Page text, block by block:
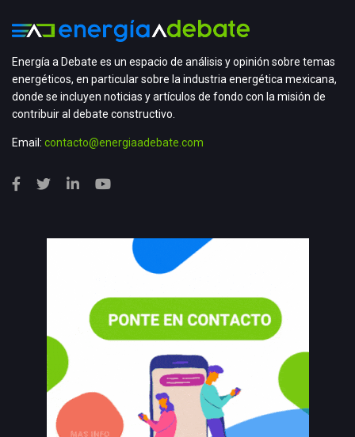
Energía a Debate es un espacio de análisis y opinión sobre temas
energéticos, en particular sobre la industria energética mexicana,
donde se incluyen noticias y artículos de fondo con la misión de
contribuir al debate constructivo.
Email: contacto@energiaadebate.com